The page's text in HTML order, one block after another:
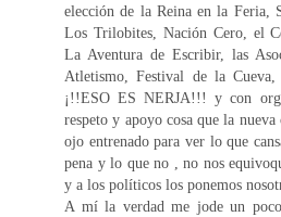
elección de la Reina en la Feria,
Los Trilobites, Nación Cero, el
La Aventura de Escribir, las
Atletismo, Festival de la
¡!!ESO ES NERJA!!! y con
respeto y apoyo cosa que la
ojo entrenado para ver lo que
pena y lo que no , no nos
y a los políticos los ponemos
A mí la verdad me jode un poco